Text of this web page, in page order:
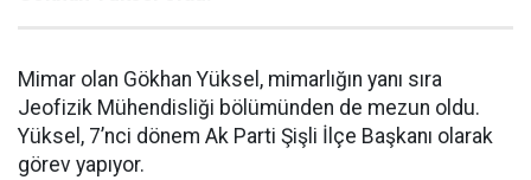
Mimar olan Gökhan Yüksel, mimarlığın yanı sıra
Jeofizik Mühendisliği bölümünden de mezun oldu.
Yüksel, 7’nci dönem Ak Parti Şişli İlçe Başkanı olarak
görev yapıyor.